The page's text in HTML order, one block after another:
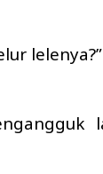
lelenya?”